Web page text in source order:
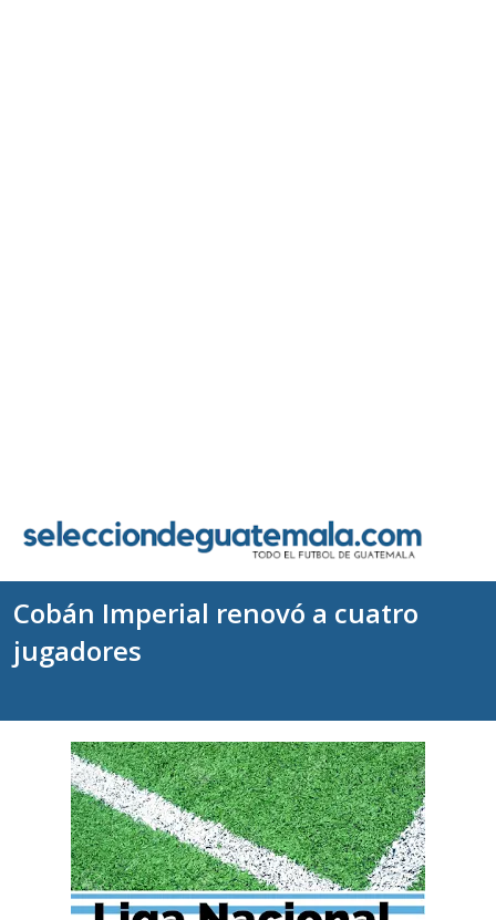
Cobán Imperial renovó a cuatro
jugadores